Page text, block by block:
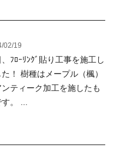
02/19
ﾌﾛｰﾘﾝｸﾞ貼り工事を施工し
た！ 樹種はメープル（楓）
ンティーク加工を施したも
。 ...